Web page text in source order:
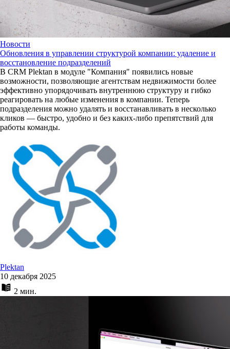
Новости
Обновления в управлении структурой компании: удаление и
восстановление подразделений
В CRM Plektan в модуле "Компания" появились новые
возможности, позволяющие агентствам недвижимости более
эффективно упорядочивать внутреннюю структуру и гибко
реагировать на любые изменения в компании. Теперь
подразделения можно удалять и восстанавливать в несколько
кликов — быстро, удобно и без каких-либо препятствий для
работы команды.
Plektan
10 декабря 2025
2 мин.